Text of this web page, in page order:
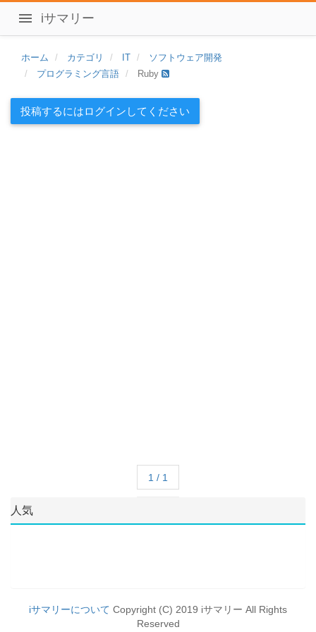
iサマリー
ホーム カテゴリ IT
ソフトウェア開発
プログラミング言語
Ruby
投稿するにはログインしてください
1 / 1
人気
iサマリーについて Copyright (C) 2019 iサマリー All Rights
Reserved